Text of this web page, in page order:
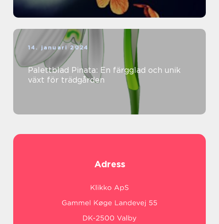
14. januari 2024
Palettblad Pinata: En färgglad och unik
växt för trädgården
Adress